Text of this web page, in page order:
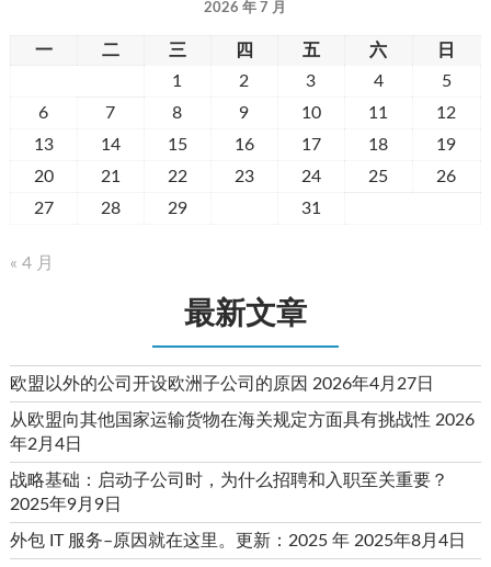
2026 年 7 月
一 二 三 四 五 六
日
1
2 3 4
5
6
7 8 9 10 11
12
13
14 15 16 17 18
19
20
21 22 23 24 25
26
27
28 29 31
« 4 月
最新文章
欧盟以外的公司开设欧洲子公司的原因 2026年4月27日
从欧盟向其他国家运输货物在海关规定方面具有挑战性 2026
年2月4日
战略基础：启动子公司时，为什么招聘和入职至关重要？
2025年9月9日
外包 IT 服务–原因就在这里。更新：2025 年 2025年8月4日